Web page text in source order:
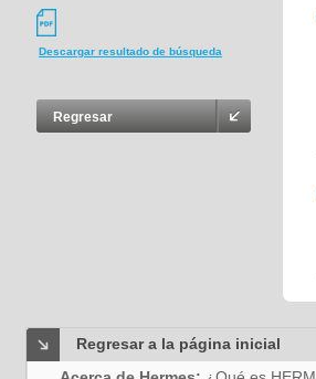
Descargar resultado de búsqueda
Regresar
Regresar a la página inicial